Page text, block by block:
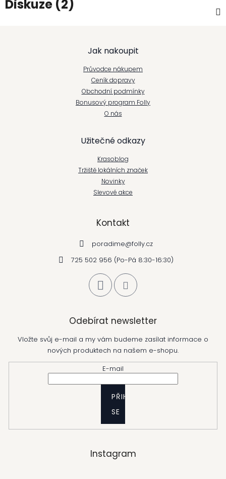
Diskuze (2)
Jak nakoupit
Průvodce nákupem
Ceník dopravy
Obchodní podmínky
Bonusový program Folly
O nás
Užitečné odkazy
Krasoblog
Tržiště lokálních značek
Novinky
Slevové akce
Kontakt
poradime@folly.cz
725 502 956 (Po-Pá 8:30-16:30)
Odebírat newsletter
Vložte svůj e-mail a my vám budeme zasílat informace o
nových produktech na našem e-shopu.
E-mail
PŘIHLÁSIT
SE
Instagram